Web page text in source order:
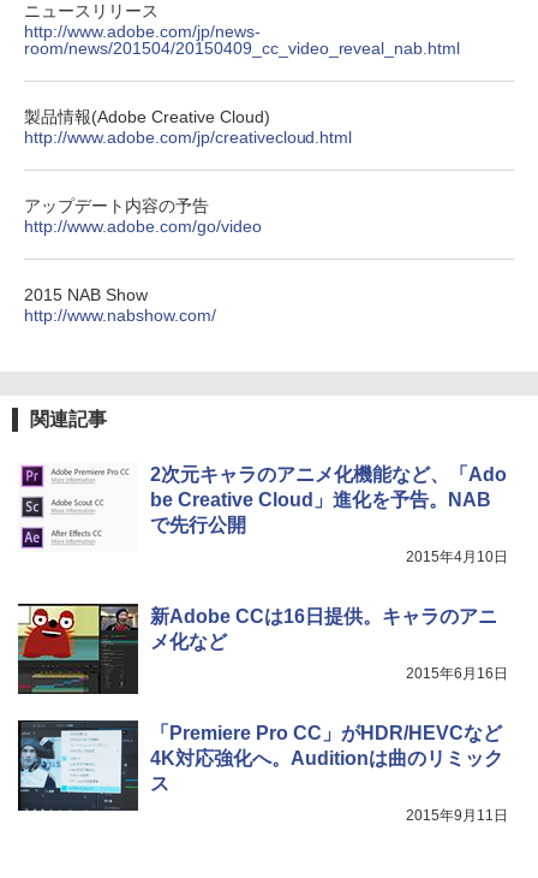
ニュースリリース
http://www.adobe.com/jp/news-
room/news/201504/20150409_cc_video_reveal_nab.html
製品情報(Adobe Creative Cloud)
http://www.adobe.com/jp/creativecloud.html
アップデート内容の予告
http://www.adobe.com/go/video
2015 NAB Show
http://www.nabshow.com/
関連記事
2次元キャラのアニメ化機能など、「Ado
be Creative Cloud」進化を予告。NAB
で先行公開
2015年4月10日
新Adobe CCは16日提供。キャラのアニ
メ化など
2015年6月16日
「Premiere Pro CC」がHDR/HEVCなど
4K対応強化へ。Auditionは曲のリミック
ス
2015年9月11日